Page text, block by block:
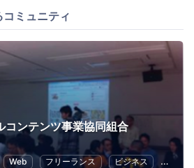
ミュニティ
コンテンツ事業協同組合
Web フリーランス ビジネス ECマ